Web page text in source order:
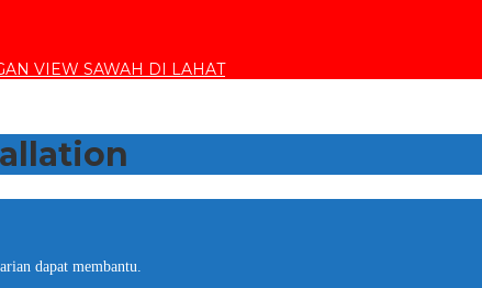
VIEW SAWAH DI LAHAT
dapat membantu.